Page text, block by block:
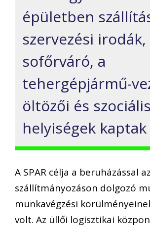
épületben
szervezési irodák,
sofőrváró, a
tehergépjármű-
öltözői és szociális
helyiségek
A SPAR célja a beruházással
szállítmányozáson dolgozó
munkavégzési
volt. Az üllői logisztikai